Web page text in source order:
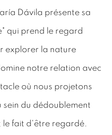
Dávila présente sa
qui prend le regard
explorer la nature
notre relation avec
où nous projetons
sein du dédoublement
le fait d'être regardé.